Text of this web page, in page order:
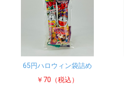
65円ハロウィン袋詰め
￥70（税込）